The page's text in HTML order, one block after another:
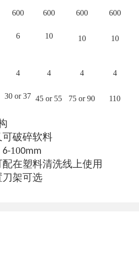
600 600 600 600
6 10 10 10
4 4 4 4
30 or 37 45 or 55 75 or 90 110
破碎软料
6-100mm
在塑料清洗线上使用
架可选